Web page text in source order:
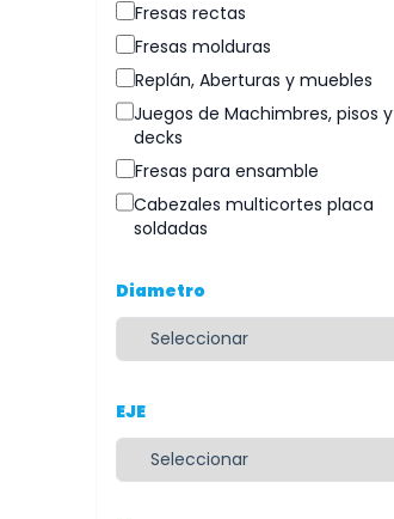
Fresas rectas
Fresas molduras
Replán, Aberturas y muebles
Juegos de Machimbres, pisos y
decks
Fresas para ensamble
Cabezales multicortes placa
soldadas
Diametro
EJE